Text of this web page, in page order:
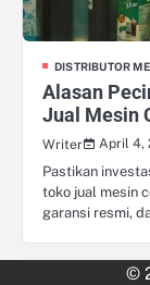
DISTRIBUTOR
Alasan
Jual Mesin
Writer
April 4,
Pastikan
toko jual mesin
garansi resmi,
©